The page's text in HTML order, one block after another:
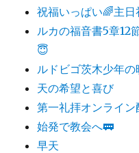
祝福いっぱい🌈主
ルカの福音書5章12
😇
ルドビゴ茨木少年
天の希望と喜び
第一礼拝オンライン
始発で教会へ🚃
早天